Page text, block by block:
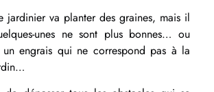
jardinier va planter des graines, mais il
unes ne sont plus bonnes… ou
engrais qui ne correspond pas à la